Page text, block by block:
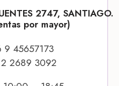
2747, SANTIAGO.
por mayor)
9 45657173
2689 3092